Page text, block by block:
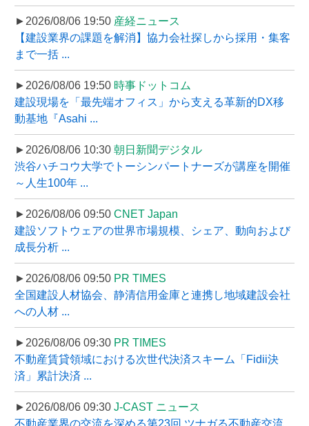
►2026/08/06 19:50 産経ニュース
【建設業界の課題を解消】協力会社探しから採用・集客
まで一括 ...
►2026/08/06 19:50 時事ドットコム
建設現場を「最先端オフィス」から支える革新的DX移
動基地『Asahi ...
►2026/08/06 10:30 朝日新聞デジタル
渋谷ハチコウ大学でトーシンパートナーズが講座を開催
～人生100年 ...
►2026/08/06 09:50 CNET Japan
建設ソフトウェアの世界市場規模、シェア、動向および
成長分析 ...
►2026/08/06 09:50 PR TIMES
全国建設人材協会、静清信用金庫と連携し地域建設会社
への人材 ...
►2026/08/06 09:30 PR TIMES
不動産賃貸領域における次世代決済スキーム「Fidii決
済」累計決済 ...
►2026/08/06 09:30 J-CAST ニュース
不動産業界の交流を深める第23回 ツナガる不動産交流